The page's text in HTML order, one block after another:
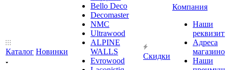
Каталог Новинки
Bello Deco
Decomaster
NMС
Ultrawood
ALPINE
WALLS
Evrowood
Скидки
Компания
Наши
Адреса
магазинов
Наши